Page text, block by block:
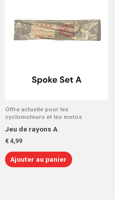
Offre actuelle pour les
cyclomoteurs et les motos
Jeu de rayons A
€ 4,99
Ajouter au panier